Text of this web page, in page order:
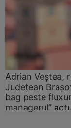
Adrian Veștea,
Județean
bag peste
managerul”